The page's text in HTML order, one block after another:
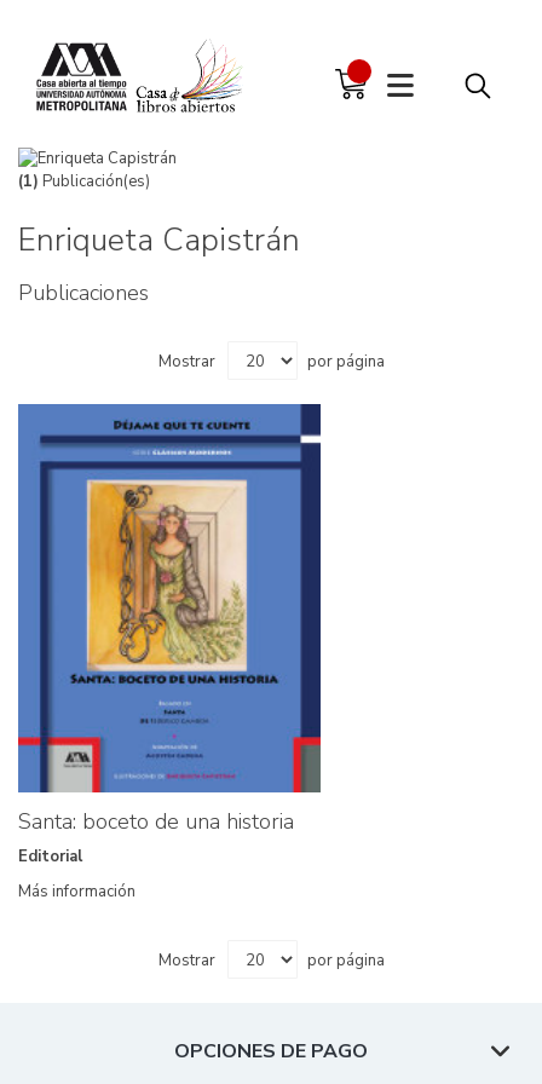
(1) Publicación(es)
Enriqueta Capistrán
Publicaciones
Mostrar por página
Santa: boceto de una historia
Editorial
Más información
Mostrar por página
OPCIONES DE PAGO